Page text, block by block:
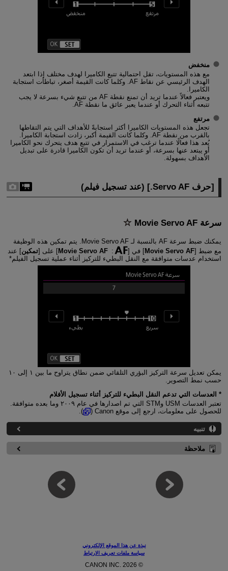
منخفض
مع هذه المستويات، تقل احتمالية تتبع الكاميرا لهدف مختلف إذا ابتعد
الهدف الرئيسي عن نقاط AF. وكلما كانت القيمة أصغر، تباطأت استجابة
الكاميرا.
ويعتبر فعالاً عندما تريد أن تمنع نقطة AF من تتبع شيء بسرعة لا يجب
تتبعه أثناء التحرك أو عندما يعبر عائق ما نقطة AF.
مرتفع
تجعل هذه المستويات الكاميرا أكثر استجابةً للأهداف التي يتم التقاطها
بالقرب من نقطة AF. وكلما كانت القيمة أكبر، زادت استجابة الكاميرا.
يُعد هذا فعالًا عندما ترغب في الاستمرار في تتبع هدف يتحرك نحو الكاميرا
أو يبتعد عنها بسرعة، أو عندما تريد أن تكون الكاميرا قادرة على تبديل
الأهداف بسهولة.
[حرف Servo AF.‏ ] (عند تسجيل فيلم)
سرعة Movie Servo AF
يمكنك ضبط سرعة AF بالنسبة لـ Movie Servo AF. يتم تمكين هذه الوظيفة
مع ضبط [Movie Servo AF] في [ :
Movie Servo AF] على [تمكين] عند
استخدام عدسات متوافقة مع النقل البطيء للتركيز أثناء عملية تسجيل الفيلم*
يمكن تعديل سرعة التركيز البؤري التلقائي ضمن نطاق يتراوح ما بين ١ إلى ١٠
حسب نمط التصوير.
* العدسات التي تدعم النقل البطيء للتركيز أثناء تسجيل الأفلام
تعتبر العدسات USM وSTM التي تم اصدارها في عام ٢٠٠٩ وما بعده متوافقة.
للحصول على معلومات، ارجع إلى موقع Canon (
).
تنبيه
ملاحظة
نبذة عن هذا الموقع الإلكتروني
سياسة ملفات تعريف الارتباط
© CANON INC. 2026